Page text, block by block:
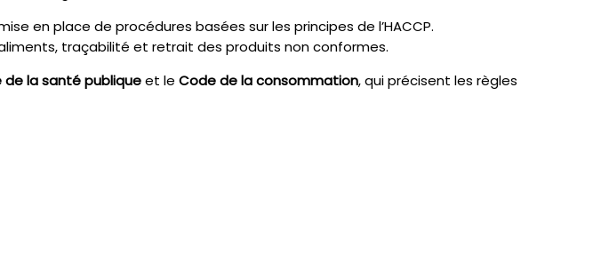
en place de procédures basées sur les principes de l’HACCP.
traçabilité et retrait des produits non conformes.
de la santé publiqueet le Code de la consommation, qui précisent les règles